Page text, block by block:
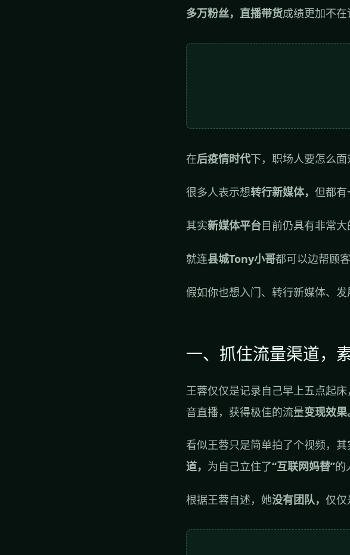
多万粉丝，直播带货成绩更加不在
在后疫情时代下，职场人要怎么面
很多人表示想转行新媒体， 但都有
其实新媒体平台目前仍具有非常大
就连县城Tony小哥都可以边帮顾客
假如你也想入门、转行新媒体、
一、抓住流量渠道，
王蓉仅仅是记录自己早上五点起
音直播，获得极佳的流量变现效果
看似王蓉只是简单拍了个视频，
道， 为自己立住了“互联网妈替”的
根据王蓉自述，她没有团队， 仅仅